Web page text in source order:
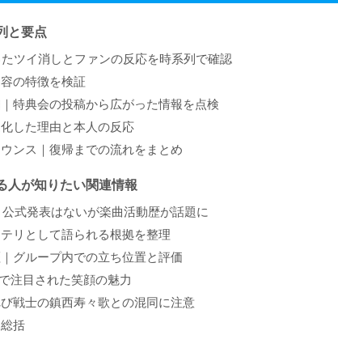
と要点
ツイ消しとファンの反応を時系列で確認
の特徴を検証
特典会の投稿から広がった情報を点検
した理由と本人の反応
ンス｜復帰までの流れをまとめ
人が知りたい関連情報
式発表はないが楽曲活動歴が話題に
リとして語られる根拠を整理
グループ内での立ち位置と評価
注目された笑顔の魅力
戦士の鎮西寿々歌との混同に注意
括